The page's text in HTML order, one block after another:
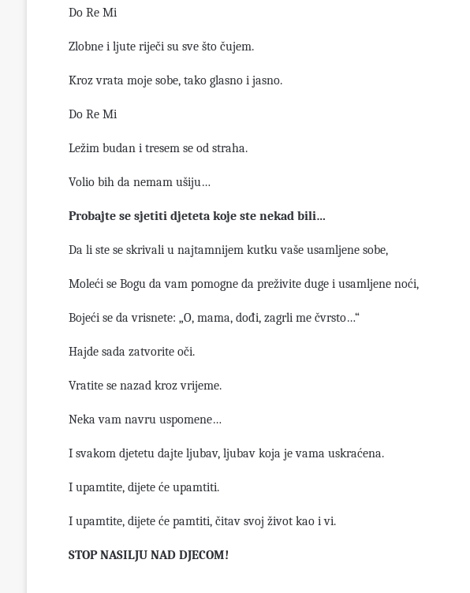
Do Re Mi
Zlobne i ljute riječi su sve što čujem.
Kroz vrata moje sobe, tako glasno i jasno.
Do Re Mi
Ležim budan i tresem se od straha.
Volio bih da nemam ušiju…
Probajte se sjetiti djeteta koje ste nekad bili…
Da li ste se skrivali u najtamnijem kutku vaše usamljene sobe,
Moleći se Bogu da vam pomogne da preživite duge i usamljene noći,
Bojeći se da vrisnete: „O, mama, dođi, zagrli me čvrsto…“
Hajde sada zatvorite oči.
Vratite se nazad kroz vrijeme.
Neka vam navru uspomene…
I svakom djetetu dajte ljubav, ljubav koja je vama uskraćena.
I upamtite, dijete će upamtiti.
I upamtite, dijete će pamtiti, čitav svoj život kao i vi.
STOP NASILJU NAD DJECOM!